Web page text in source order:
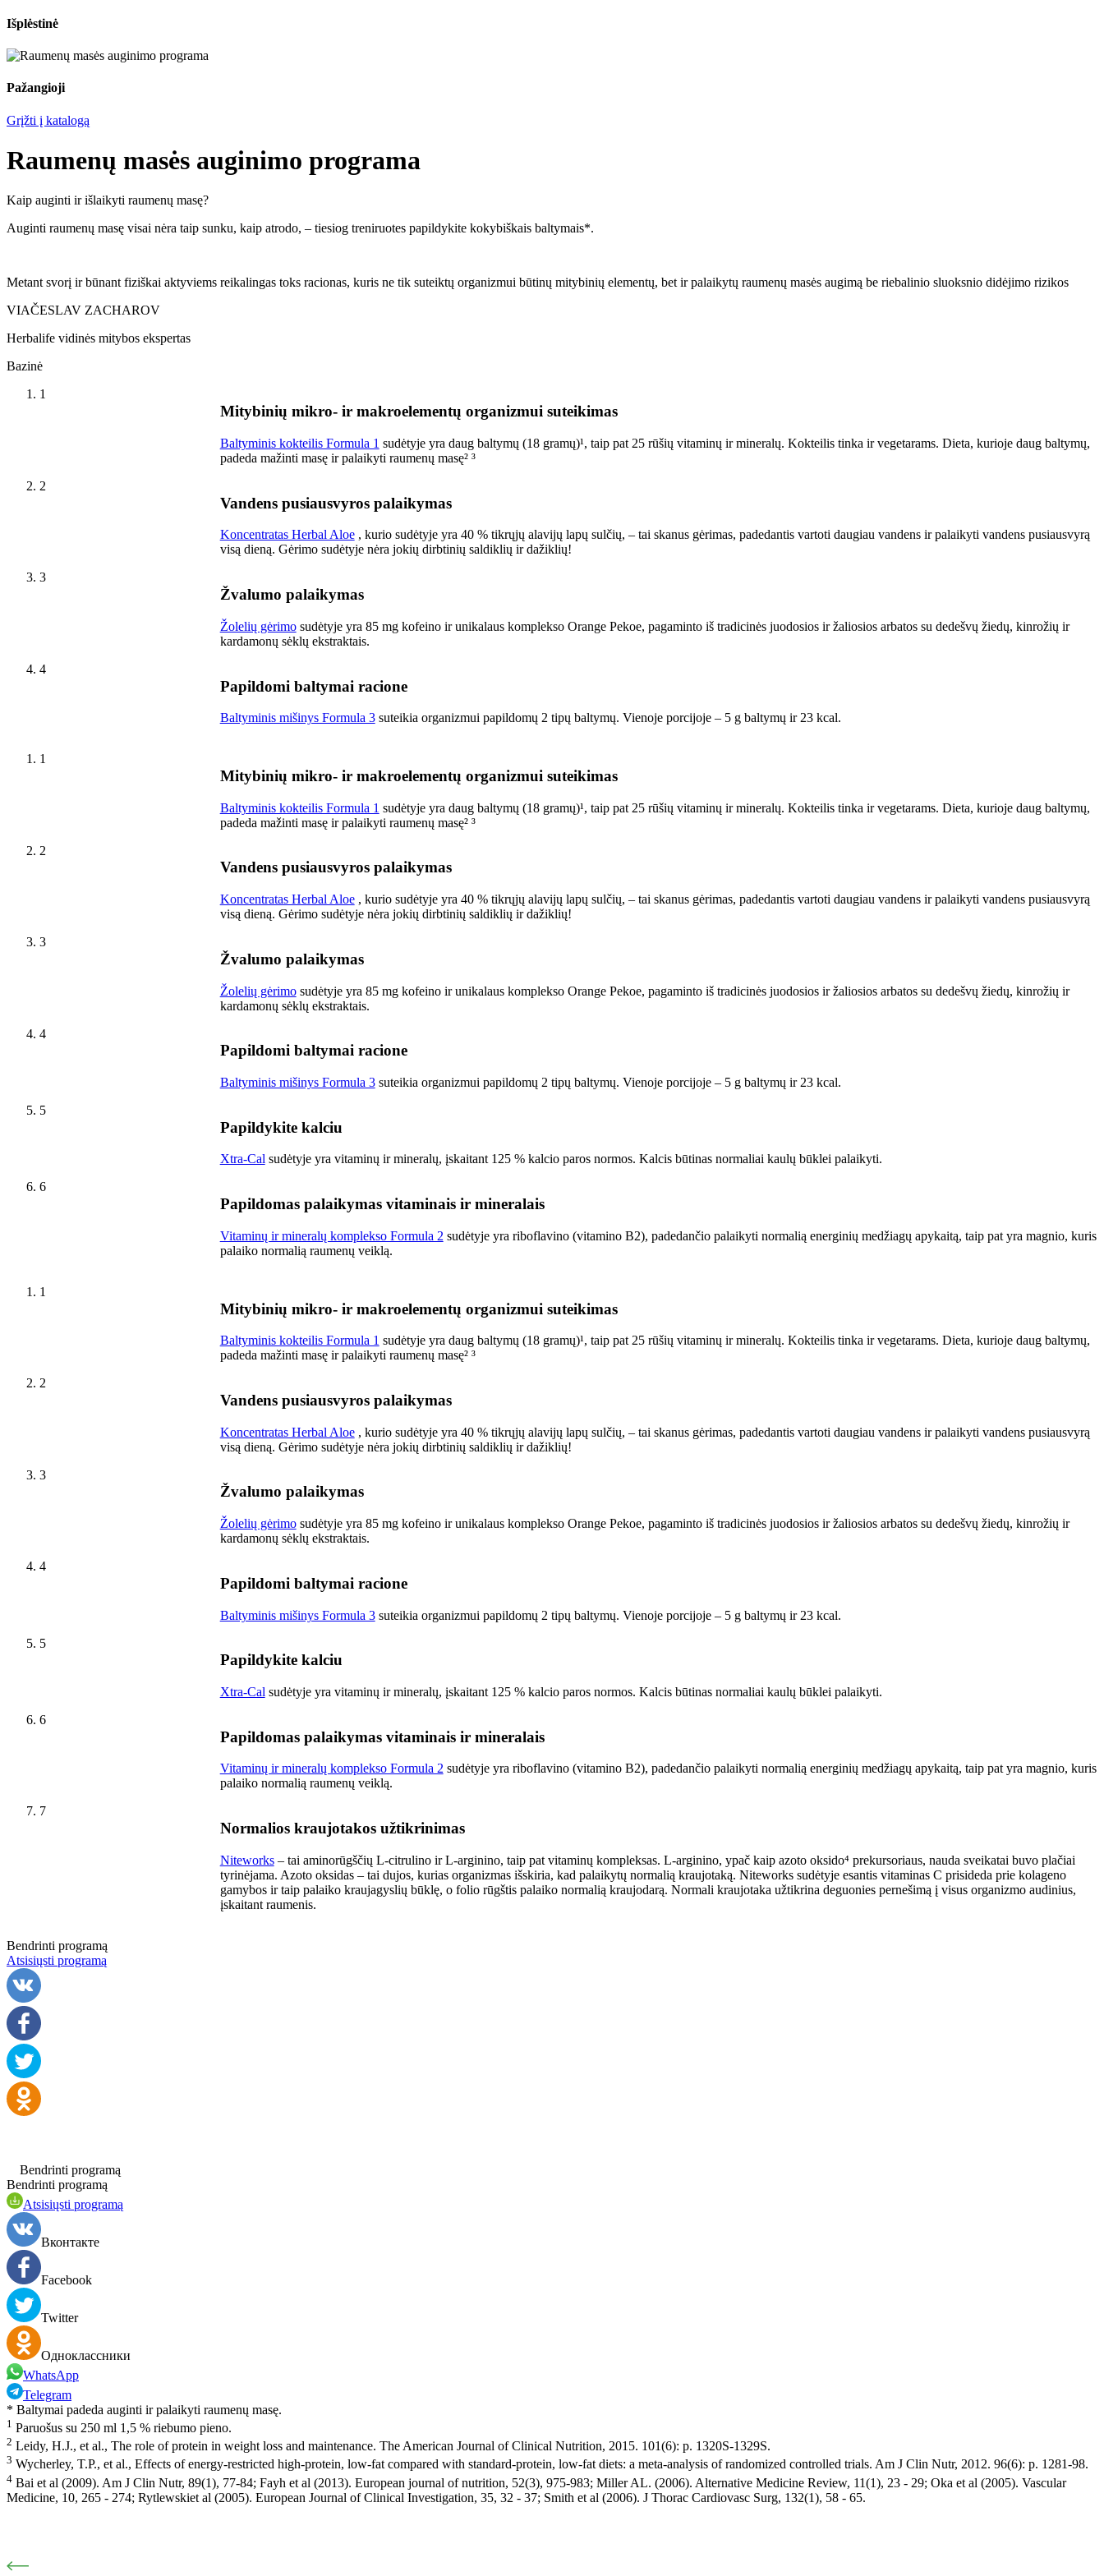
Išplėstinė
Pažangioji
Grįžti į katalogą
Raumenų masės auginimo programa
Kaip auginti ir išlaikyti raumenų masę?
Auginti raumenų masę visai nėra taip sunku, kaip atrodo, – tiesiog treniruotes papildykite kokybiškais baltymais*.
Metant svorį ir būnant fiziškai aktyviems reikalingas toks racionas, kuris ne tik suteiktų organizmui būtinų mitybinių elementų, bet ir palaikytų raumenų masės augimą be riebalinio sluoksnio didėjimo rizikos
VIAČESLAV ZACHAROV
Herbalife vidinės mitybos ekspertas
Bazinė
1
Mitybinių mikro- ir makroelementų organizmui suteikimas
Baltyminis kokteilis Formula 1 sudėtyje yra daug baltymų (18 gramų)¹, taip pat 25 rūšių vitaminų ir mineralų. Kokteilis tinka ir vegetarams. Dieta, kurioje daug baltymų,
padeda mažinti masę ir palaikyti raumenų masę² ³
2
Vandens pusiausvyros palaikymas
Koncentratas Herbal Aloe, kurio sudėtyje yra 40 % tikrųjų alavijų lapų sulčių, – tai skanus gėrimas, padedantis vartoti daugiau vandens ir palaikyti vandens pusiausvyrą
visą dieną. Gėrimo sudėtyje nėra jokių dirbtinių saldiklių ir dažiklių!
3
Žvalumo palaikymas
Žolelių gėrimosudėtyje yra 85 mg kofeino ir unikalaus komplekso Orange Pekoe, pagaminto iš tradicinės juodosios ir žaliosios arbatos su dedešvų žiedų, kinrožių ir
kardamonų sėklų ekstraktais.
4
Papildomi baltymai racione
Baltyminis mišinys Formula 3suteikia organizmui papildomų 2 tipų baltymų. Vienoje porcijoje – 5 g baltymų ir 23 kcal.
1
Mitybinių mikro- ir makroelementų organizmui suteikimas
Baltyminis kokteilis Formula 1 sudėtyje yra daug baltymų (18 gramų)¹, taip pat 25 rūšių vitaminų ir mineralų. Kokteilis tinka ir vegetarams. Dieta, kurioje daug baltymų,
padeda mažinti masę ir palaikyti raumenų masę² ³
2
Vandens pusiausvyros palaikymas
Koncentratas Herbal Aloe, kurio sudėtyje yra 40 % tikrųjų alavijų lapų sulčių, – tai skanus gėrimas, padedantis vartoti daugiau vandens ir palaikyti vandens pusiausvyrą
visą dieną. Gėrimo sudėtyje nėra jokių dirbtinių saldiklių ir dažiklių!
3
Žvalumo palaikymas
Žolelių gėrimosudėtyje yra 85 mg kofeino ir unikalaus komplekso Orange Pekoe, pagaminto iš tradicinės juodosios ir žaliosios arbatos su dedešvų žiedų, kinrožių ir
kardamonų sėklų ekstraktais.
4
Papildomi baltymai racione
Baltyminis mišinys Formula 3suteikia organizmui papildomų 2 tipų baltymų. Vienoje porcijoje – 5 g baltymų ir 23 kcal.
5
Papildykite kalciu
Xtra-Calsudėtyje yra vitaminų ir mineralų, įskaitant 125 % kalcio paros normos. Kalcis būtinas normaliai kaulų būklei palaikyti.
6
Papildomas palaikymas vitaminais ir mineralais
Vitaminų ir mineralų komplekso Formula 2 sudėtyje yra riboflavino (vitamino B2), padedančio palaikyti normalią energinių medžiagų apykaitą, taip pat yra magnio, kuris
palaiko normalią raumenų veiklą.
1
Mitybinių mikro- ir makroelementų organizmui suteikimas
Baltyminis kokteilis Formula 1 sudėtyje yra daug baltymų (18 gramų)¹, taip pat 25 rūšių vitaminų ir mineralų. Kokteilis tinka ir vegetarams. Dieta, kurioje daug baltymų,
padeda mažinti masę ir palaikyti raumenų masę² ³
2
Vandens pusiausvyros palaikymas
Koncentratas Herbal Aloe, kurio sudėtyje yra 40 % tikrųjų alavijų lapų sulčių, – tai skanus gėrimas, padedantis vartoti daugiau vandens ir palaikyti vandens pusiausvyrą
visą dieną. Gėrimo sudėtyje nėra jokių dirbtinių saldiklių ir dažiklių!
3
Žvalumo palaikymas
Žolelių gėrimosudėtyje yra 85 mg kofeino ir unikalaus komplekso Orange Pekoe, pagaminto iš tradicinės juodosios ir žaliosios arbatos su dedešvų žiedų, kinrožių ir
kardamonų sėklų ekstraktais.
4
Papildomi baltymai racione
Baltyminis mišinys Formula 3suteikia organizmui papildomų 2 tipų baltymų. Vienoje porcijoje – 5 g baltymų ir 23 kcal.
5
Papildykite kalciu
Xtra-Cal sudėtyje yra vitaminų ir mineralų, įskaitant 125 % kalcio paros normos. Kalcis būtinas normaliai kaulų būklei palaikyti.
6
Papildomas palaikymas vitaminais ir mineralais
Vitaminų ir mineralų komplekso Formula 2sudėtyje yra riboflavino (vitamino B2), padedančio palaikyti normalią energinių medžiagų apykaitą, taip pat yra magnio, kuris
palaiko normalią raumenų veiklą.
7
Normalios kraujotakos užtikrinimas
Niteworks– tai aminorūgščių L-citrulino ir L-arginino, taip pat vitaminų kompleksas. L-arginino, ypač kaip azoto oksido⁴ prekursoriaus, nauda sveikatai buvo plačiai
tyrinėjama. Azoto oksidas – tai dujos, kurias organizmas išskiria, kad palaikytų normalią kraujotaką. Niteworks sudėtyje esantis vitaminas C prisideda prie kolageno
gamybos ir taip palaiko kraujagyslių būklę, o folio rūgštis palaiko normalią kraujodarą. Normali kraujotaka užtikrina deguonies pernešimą į visus organizmo audinius,
įskaitant raumenis.
Bendrinti programą
Atsisiųsti programą
Bendrinti programą
Bendrinti programą
Atsisiųsti programą
Вконтакте
Facebook
Twitter
Одноклассники
WhatsApp
Telegram
* Baltymai padeda auginti ir palaikyti raumenų masę.
1 Paruošus su 250 ml 1,5 % riebumo pieno.
2 Leidy, H.J., et al., The role of protein in weight loss and maintenance. The American Journal of Clinical Nutrition, 2015. 101(6): p. 1320S-1329S.
3 Wycherley, T.P., et al., Effects of energy-restricted high-protein, low-fat compared with standard-protein, low-fat diets: a meta-analysis of randomized controlled trials. Am J Clin Nutr, 2012. 96(6): p. 1281-98.
4 Bai et al (2009). Am J Clin Nutr, 89(1), 77-84; Fayh et al (2013). European journal of nutrition, 52(3), 975-983; Miller AL. (2006). Alternative Medicine Review, 11(1), 23 - 29; Oka et al (2005). Vascular
Medicine, 10, 265 - 274; Rytlewskiet al (2005). European Journal of Clinical Investigation, 35, 32 - 37; Smith et al (2006). J Thorac Cardiovasc Surg, 132(1), 58 - 65.